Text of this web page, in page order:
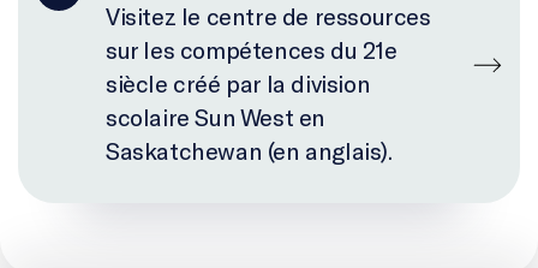
Visitez le centre de ressources
sur les compétences du 21e
siècle créé par la division
scolaire Sun West en
Saskatchewan (en anglais).